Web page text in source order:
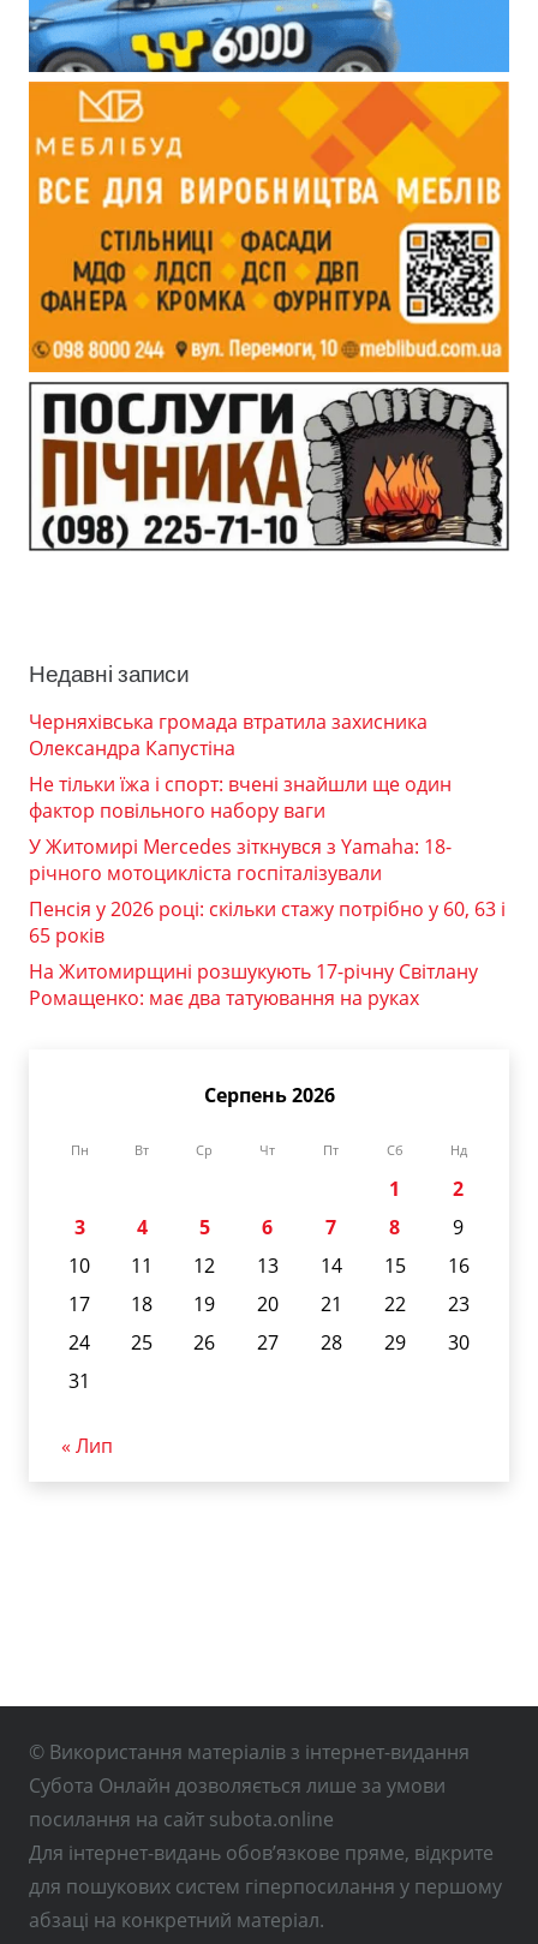
Недавні записи
Черняхівська громада втратила захисника
Олександра Капустіна
Не тільки їжа і спорт: вчені знайшли ще один
фактор повільного набору ваги
У Житомирі Mercedes зіткнувся з Yamaha: 18-
річного мотоцикліста госпіталізували
Пенсія у 2026 році: скільки стажу потрібно у 60, 63 і
65 років
На Житомирщині розшукують 17-річну Світлану
Ромащенко: має два татуювання на руках
Серпень 2026
Пн Вт Ср Чт Пт Сб Нд
1
2
3
4 5 6 7 8
9
10
11 12 13 14 15
16
17
18 19 20 21 22
23
24
25 26 27 28 29
30
31
« Лип
© Використання матеріалів з інтернет-видання
Субота Онлайн дозволяється лише за умови
посилання на сайт subota.online
Для інтернет-видань обов’язкове пряме, відкрите
для пошукових систем гіперпосилання у першому
абзаці на конкретний матеріал.